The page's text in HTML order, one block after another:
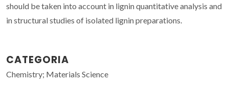
should be taken into account in lignin quantitative analysis and
in structural studies of isolated lignin preparations.
CATEGORIA
Chemistry; Materials Science